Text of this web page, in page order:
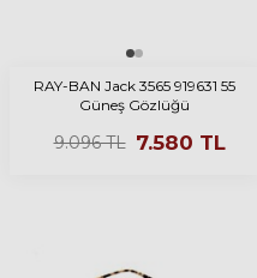
RAY-BAN Jack 3565 919631 55
Güneş Gözlüğü
9.096TL 7.580 TL